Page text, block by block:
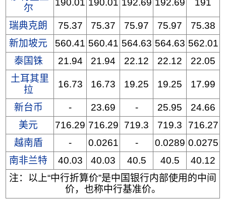
尔
190.01 190.01 192.69 192.69 191
瑞典克朗 75.37 75.37 75.97 75.97
75.38
新加坡元
560.41 560.41 564.63 564.63 562.01
泰国铢
21.94 21.94 22.12 22.12
22.05
土耳其里
拉
16.73 16.73 19.25 19.25 17.99
新台币 - 23.69 - 25.95
24.66
美元
716.29 716.29 719.3 719.3
716.27
越南盾
- 0.0261 - 0.0289 0.0275
南非兰特
40.03 40.03 40.5 40.5
40.12
注：以上“中行折算价”是中国银行内部使用的中间
价，也称中行基准价。